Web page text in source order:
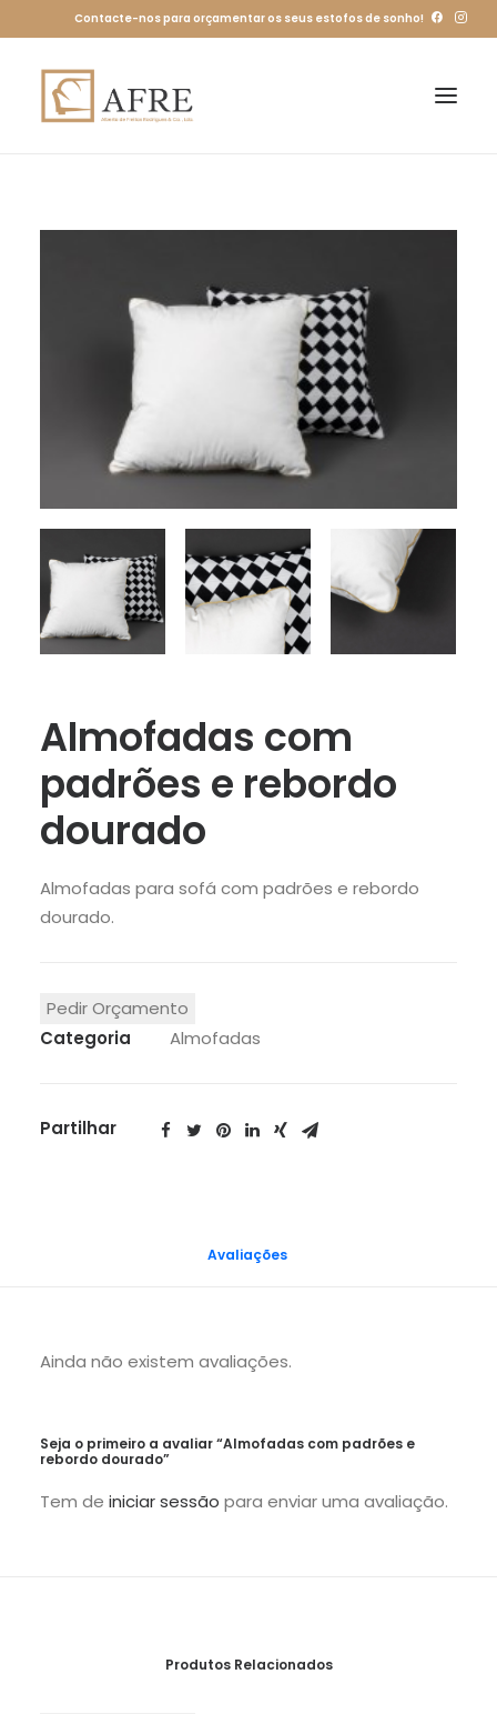
Contacte-nos para orçamentar os seus estofos de sonho!
CONTACTOS
Almofadas com
padrões e rebordo
dourado
Almofadas para sofá com padrões e rebordo
dourado.
Pedir Orçamento
Categoria
Almofadas
Partilhar
Avaliações
Ainda não existem avaliações.
Seja o primeiro a avaliar “Almofadas com padrões e
rebordo dourado”
Tem de iniciar sessão para enviar uma avaliação.
Produtos Relacionados